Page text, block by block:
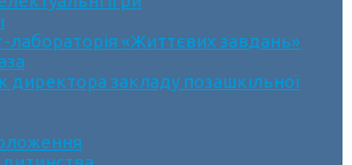
лабораторія «Життєвих завдань»
директора закладу позашкільної